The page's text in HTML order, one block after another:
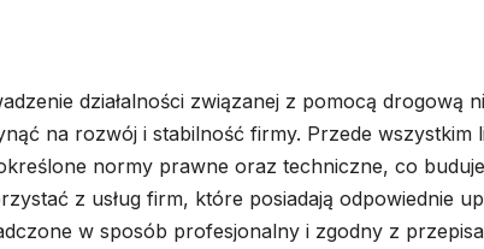
działalności związanej z pomocą drogową
na rozwój i stabilność firmy. Przede wszystkim
normy prawne oraz techniczne, co
z usług firm, które posiadają odpowiednie
w sposób profesjonalny i zgodny z